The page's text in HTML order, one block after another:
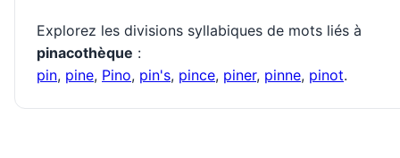
Explorez les divisions syllabiques de mots liés à
pinacothèque :
pin, pine, Pino, pin's, pince, piner, pinne, pinot.